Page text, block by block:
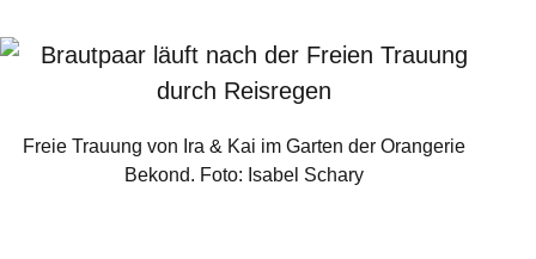
Freie Trauung von Ira & Kai im Garten der Orangerie
Bekond. Foto: Isabel Schary